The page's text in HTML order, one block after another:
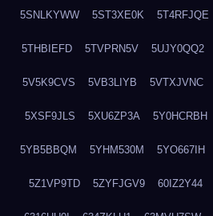
5SNLKYWW 5ST3XE0K 5T4RFJQE
5THBIEFD 5TVPRN5V 5UJY0QQ2
5V5K9CVS 5VB3LIYB 5VTXJVNC
5XSF9JLS 5XU6ZP3A 5Y0HCRBH
5YB5BBQM 5YHM530M 5YO667IH
5Z1VP9TD 5ZYFJGV9 60IZ2Y44